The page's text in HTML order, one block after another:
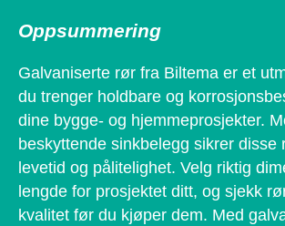
Oppsummering
Galvaniserte rør fra Biltema er et
du trenger holdbare og
dine bygge- og hjemmeprosjekter.
beskyttende sinkbelegg sikrer disse
levetid og pålitelighet. Velg riktig
lengde for prosjektet ditt, og sjekk
kvalitet før du kjøper dem. Med